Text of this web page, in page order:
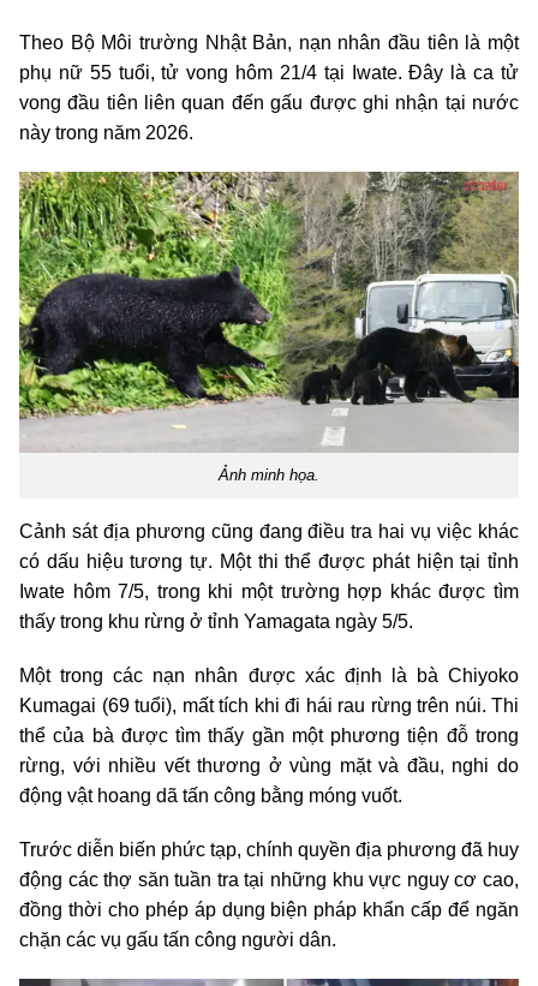
Theo Bộ Môi trường Nhật Bản, nạn nhân đầu tiên là một
phụ nữ 55 tuổi, tử vong hôm 21/4 tại Iwate. Đây là ca tử
vong đầu tiên liên quan đến gấu được ghi nhận tại nước
này trong năm 2026.
Ảnh minh họa.
Cảnh sát địa phương cũng đang điều tra hai vụ việc khác
có dấu hiệu tương tự. Một thi thể được phát hiện tại tỉnh
Iwate hôm 7/5, trong khi một trường hợp khác được tìm
thấy trong khu rừng ở tỉnh Yamagata ngày 5/5.
Một trong các nạn nhân được xác định là bà Chiyoko
Kumagai (69 tuổi), mất tích khi đi hái rau rừng trên núi. Thi
thể của bà được tìm thấy gần một phương tiện đỗ trong
rừng, với nhiều vết thương ở vùng mặt và đầu, nghi do
động vật hoang dã tấn công bằng móng vuốt.
Trước diễn biến phức tạp, chính quyền địa phương đã huy
động các thợ săn tuần tra tại những khu vực nguy cơ cao,
đồng thời cho phép áp dụng biện pháp khẩn cấp để ngăn
chặn các vụ gấu tấn công người dân.